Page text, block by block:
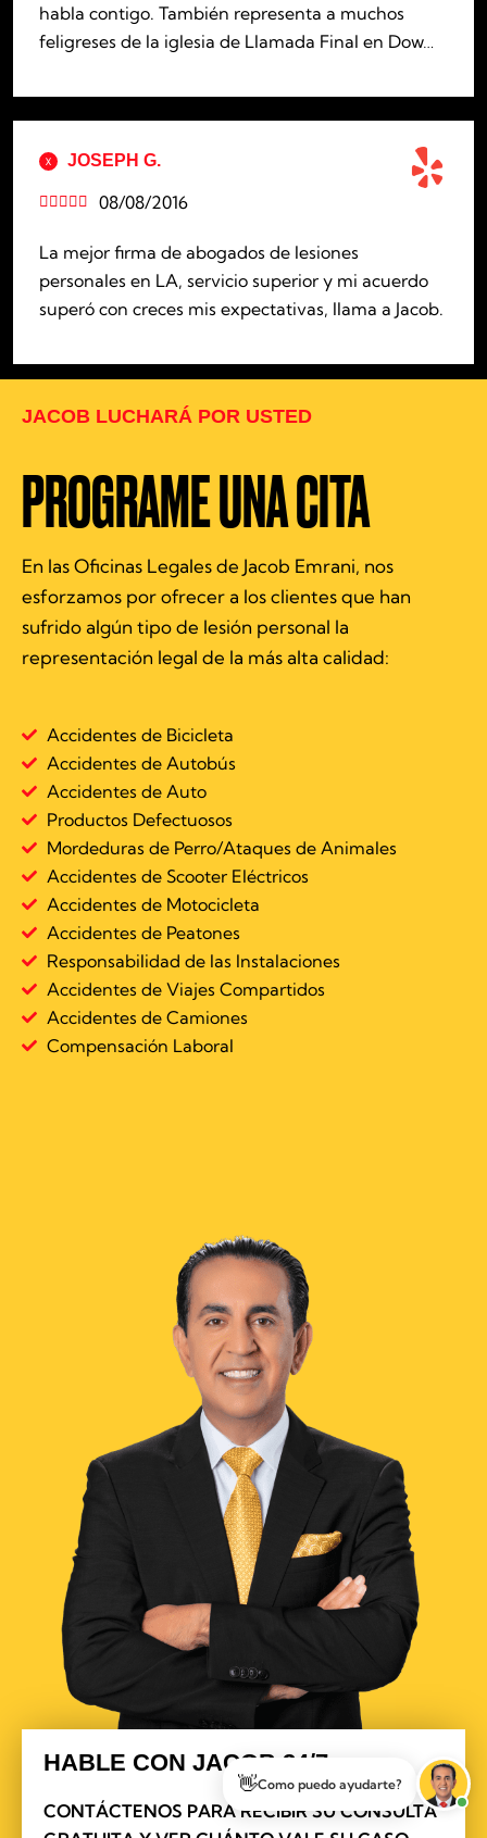
habla contigo. También representa a muchos
feligreses de la iglesia de Llamada Final en Dow…
JOSEPH G.
08/08/2016

La mejor firma de abogados de lesiones
personales en LA, servicio superior y mi acuerdo
superó con creces mis expectativas, llama a Jacob.
JACOB LUCHARÁ POR USTED
PROGRAME UNA CITA
En las Oficinas Legales de Jacob Emrani, nos
esforzamos por ofrecer a los clientes que han
sufrido algún tipo de lesión personal la
representación legal de la más alta calidad:
Accidentes de Bicicleta
Accidentes de Autobús
Accidentes de Auto
Productos Defectuosos
Mordeduras de Perro/Ataques de Animales
Accidentes de Scooter Eléctricos
Accidentes de Motocicleta
Accidentes de Peatones
Responsabilidad de las Instalaciones
Accidentes de Viajes Compartidos
Accidentes de Camiones
Compensación Laboral
HABLE CON JACOB 24/7
CONTÁCTENOS PARA RECIBIR SU CONSULTA
👋Como puedo ayudarte?